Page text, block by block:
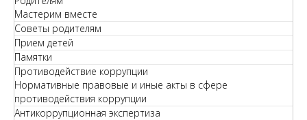
Мастерим вместе
Советы родителям
Прием детей
Памятки
Противодействие коррупции
Нормативные правовые и иные акты в сфере
противодействия коррупции
Антикоррупционная экспертиза